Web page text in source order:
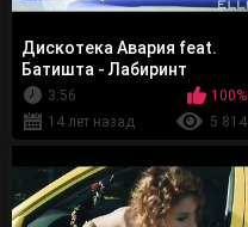
Дискотека Авария feat.
Батишта - Лабиринт
3:56
100%
14 лет назад
5 814